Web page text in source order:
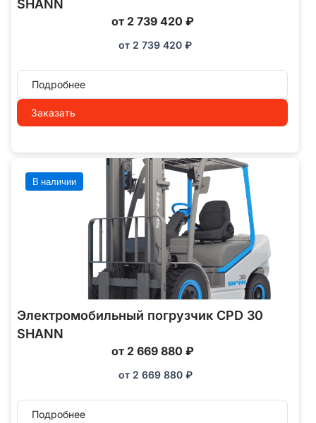
SHANN
от 2 739 420 ₽
от 2 739 420 ₽
Подробнее
Заказать
В наличии
Электромобильный погрузчик CPD 30
SHANN
от 2 669 880 ₽
от 2 669 880 ₽
Подробнее